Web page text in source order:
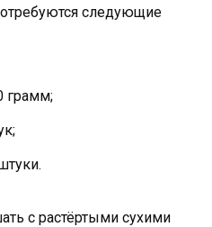
следующие
грамм;
с растёртыми сухими